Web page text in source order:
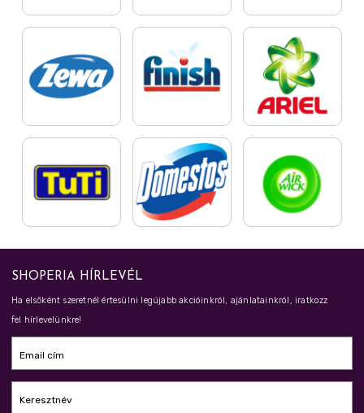
SHOPERIA HÍRLEVÉL
Ha elsőként szeretnél értesülni legújabb akcióinkról, ajánlatainkról, iratkozz
fel hírlevelünkre!
Email cím
Keresztnév